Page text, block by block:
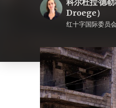
科尔杜拉·德
Droege）
红十字国际委员